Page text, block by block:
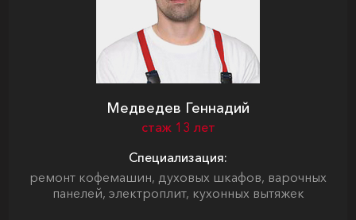
Медведев Геннадий
стаж 13 лет
Специализация:
ремонт кофемашин, духовых шкафов, варочных
панелей, электроплит, кухонных вытяжек